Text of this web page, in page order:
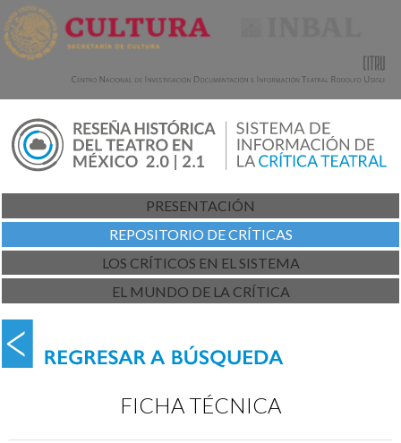
PRESENTACIÓN
REPOSITORIO DE CRÍTICAS
LOS CRÍTICOS EN EL SISTEMA
EL MUNDO DE LA CRÍTICA
FICHA TÉCNICA